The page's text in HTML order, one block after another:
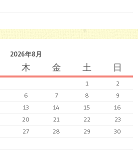
2026年8月
木 金 土 日
1
2
6 7 8
9
13 14 15
16
20 21 22
23
27 28 29
30